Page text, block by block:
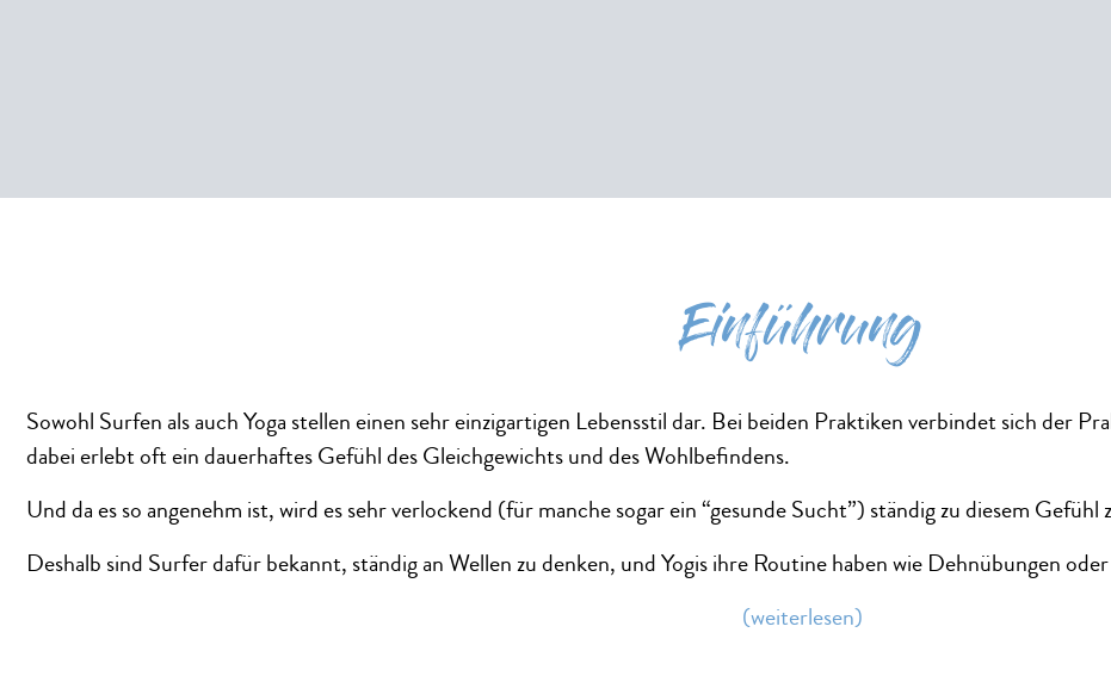
Einführung
Sowohl Surfen als auch Yoga stellen einen sehr einzigartigen Lebensstil dar. Bei beiden Praktiken verbindet sich der
dabeierlebt oft ein dauerhaftes Gefühl des Gleichgewichts und des Wohlbefindens.
Und da es so angenehm ist, wird es sehr verlockend (für manche sogar ein “gesunde Sucht”) ständig zu diesem
Deshalb sind Surfer dafür bekannt, ständig an Wellen zu denken, und Yogis ihre Routine haben wie Dehnübungen
(weiterlesen)